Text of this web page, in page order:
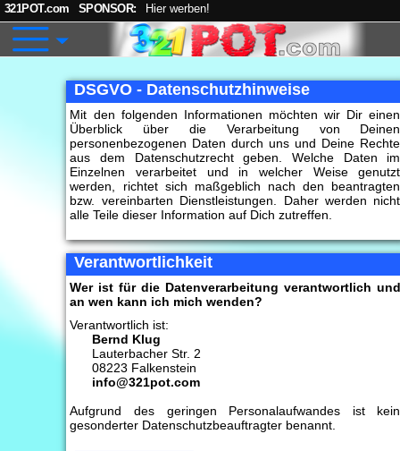
321POT.com SPONSOR: Hier werben!
DSGVO - Datenschutzhinweise
Mit den folgenden Informationen möchten wir Dir einen
Überblick über die Verarbeitung von Deinen
personenbezogenen Daten durch uns und Deine Rechte
aus dem Datenschutzrecht geben. Welche Daten im
Einzelnen verarbeitet und in welcher Weise genutzt
werden, richtet sich maßgeblich nach den beantragten
bzw. vereinbarten Dienstleistungen. Daher werden nicht
alle Teile dieser Information auf Dich zutreffen.
Verantwortlichkeit
Wer ist für die Datenverarbeitung verantwortlich und
an wen kann ich mich wenden?
Verantwortlich ist:
Bernd Klug
Lauterbacher Str. 2
08223 Falkenstein
info@321pot.com
Aufgrund des geringen Personalaufwandes ist kein
gesonderter Datenschutzbeauftragter benannt.